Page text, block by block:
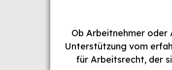
Ob Arbeitnehmer oder
Unterstützung vom
für Arbeitsrecht, der